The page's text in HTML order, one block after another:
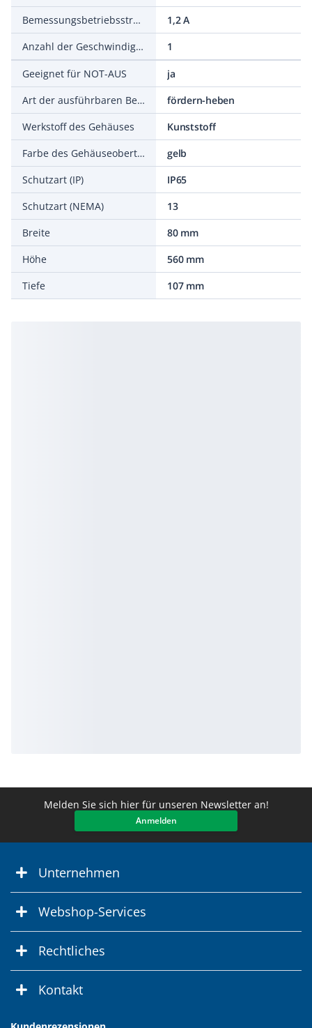
Bemessungsbetriebsstrom Ie bei AC-15, 600 V
1,2 A
Anzahl der Geschwindigkeiten
1
Geeignet für NOT-AUS
ja
Art der ausführbaren Bewegungen
fördern-heben
Werkstoff des Gehäuses
Kunststoff
Farbe des Gehäuseoberteils
gelb
Schutzart (IP)
IP65
Schutzart (NEMA)
13
Breite
80 mm
Höhe
560 mm
Tiefe
107 mm
Melden Sie sich hier für unseren Newsletter an!
Anmelden
Unternehmen
Webshop-Services
Rechtliches
Kontakt